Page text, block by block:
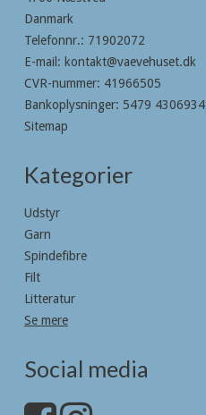
Danmark
Telefonnr.: 71902072
E-mail : kontakt@vaevehuset.dk
CVR-nummer: 41966505
Bankoplysninger: 5479 4306934
Sitemap
Kategorier
Udstyr
Garn
Spindefibre
Filt
Litteratur
Se mere
Social media